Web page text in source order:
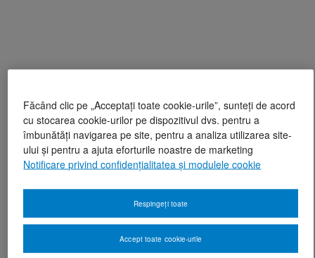
Făcând clic pe „Acceptați toate cookie-urile”, sunteți de acord
cu stocarea cookie-urilor pe dispozitivul dvs. pentru a
îmbunătăți navigarea pe site, pentru a analiza utilizarea site-
ului și pentru a ajuta eforturile noastre de marketing
Notificare privind confidențialitatea și modulele cookie
Respingeți toate
Accept toate cookie-urile